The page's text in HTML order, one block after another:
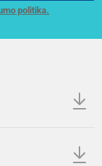
politika.